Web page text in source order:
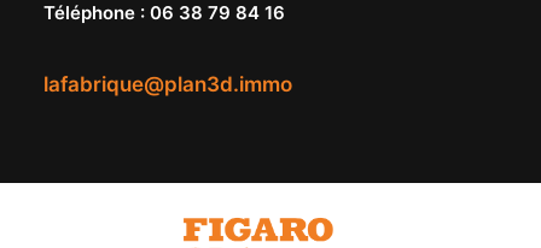
lafabrique@plan3d.immo
Téléphone : 06 38 79 84 16